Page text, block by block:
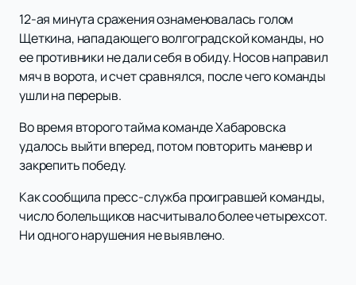
12-ая минута сражения ознаменовалась голом
Щеткина, нападающего волгоградской команды, но
ее противники не дали себя в обиду. Носов направил
мяч в ворота, и счет сравнялся, после чего команды
ушли на перерыв.
Во время второго тайма команде Хабаровска
удалось выйти вперед, потом повторить маневр и
закрепить победу.
Как сообщила пресс-служба проигравшей команды,
число болельщиков насчитывало более четырехсот.
Ни одного нарушения не выявлено.